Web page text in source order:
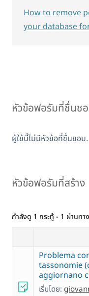
หัวข้อฟอรัมที่ชื่นช
ผู้ใช้นี้ไม่มีหัวข้อที่ชื่นชอบ.
หัวข้อฟอรัมที่สร้าง
กำลังดู 1 กระทู้ - 1 ผ่านท
Problema
tassonomie
aggiornano
เริ่มโดย:
How to remove
your database